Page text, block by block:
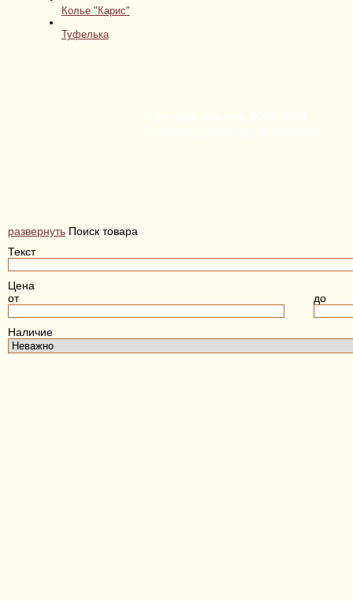
Колье "Карис"
Туфелька
развернуть Поиск товара
Текст
Цена
от
до
Наличие